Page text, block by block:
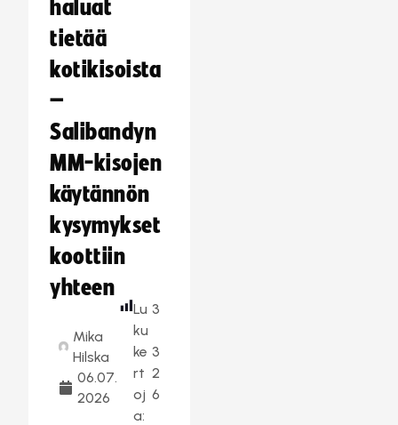
haluat
tietää
kotikisoista
–
Salibandyn
MM-kisojen
käytännön
kysymykset
koottiin
yhteen
Mika
Hilska
06.07.
2026
Lu
ku
ke
rt
oj
a:
3
3
2
6